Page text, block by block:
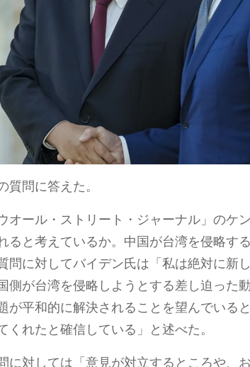
問に答えた。
オール・ストリート・ジャーナル」のケ
ると考えているか。中国が台湾を侵略す
問に対してバイデン氏は「私は絶対に新
側が台湾を侵略しようとする差し迫った
が平和的に解決されることを望んでいる
くれたと確信している」と述べた。
に対しては「意見が対立するところや、